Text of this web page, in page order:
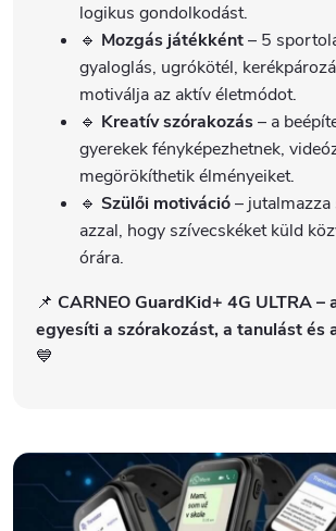
logikus gondolkodást.
🔹 Mozgás játékként– 5
gyaloglás, ugrókötél,
motiválja az aktív életmódot.
🔹 Kreatív szórakozás– a
gyerekek fényképezhetnek,
megörökíthetik élményeiket.
🔹Szülői motiváció–
azzal, hogy szívecskéket küld
órára.
📌CARNEO GuardKid+ 4G ULTRA –
egyesíti a szórakozást, a tanulást és
💙